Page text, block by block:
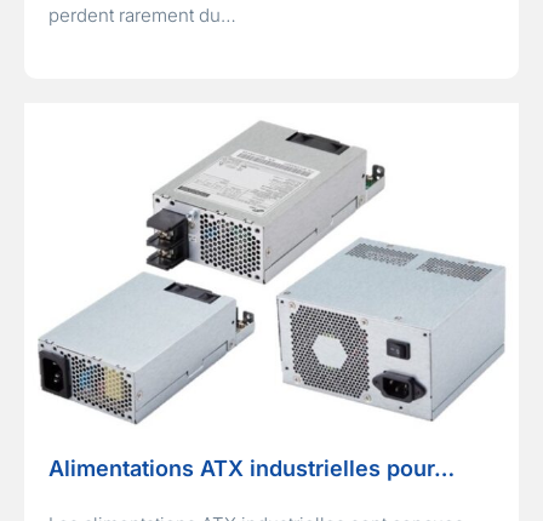
perdent rarement du…
Alimentations ATX industrielles pour…